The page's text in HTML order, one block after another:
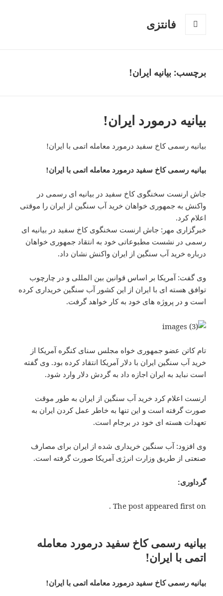
فانتزی
برچسب: بیانیه ایران!
بیانیه درمورد ایران!
بیانیه رسمی کاخ سفید درمورد معامله اتمی با ایران!
بیانیه رسمی کاخ سفید درمورد معامله اتمی با ایران!
جاش ارنست سخنگوی کاخ سفید در بیانیه ای رسمی در
واکنش به جمهوری خواهان خرید آب سنگین از ایران را موقتی
اعلام کرد.
خبرگزاری مهر: جاش ارنست سخنگوی کاخ سفید در بیانیه ای
رسمی در نشست مطبوعاتی خود به انتقاد جمهوری خواهان
درباره خرید آب سنگین از ایران واکنش نشان داد.
وی گفت: آمریکا بر اساس قوانین بین المللی و در چارچوب
توافق هسته ای با ایران از این کشور آب سنگین خریداری کرده
است و در پروژه های خود به کار خواهد گرفت.
تام کاتن عضو جمهوری خواه مجلس سنای کنگره آمریکا از
خرید آب سنگین ایران با دلار آمریکا انتقاد کرده بود. وی گفته
است نباید به ایران اجازه داد به گردش دلار وارد شود.
ارنست اعلام کرد خرید آب سنگین از ایران به طور موقت
صورت گرفته است و این تنها به خاطر عمل کردن ایران به
تعهدات هسته ای خود در برجام است.
وی افزود: آب سنگین خریداری شده از ایران برای مصارف
صنعتی از طریق وزارت انرژی آمریکا صورت گرفته است.
گرداوری:
The post appeared first on .
بیانیه رسمی کاخ سفید درمورد معامله
اتمی با ایران!
بیانیه رسمی کاخ سفید درمورد معامله اتمی با ایران!